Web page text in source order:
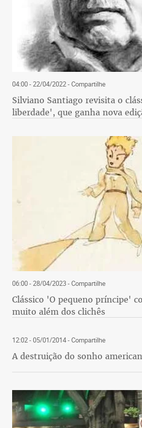
04:00 - 22/04/2022- Compartilhe
Silviano Santiago revisita o
liberdade', que ganha nova
06:00 - 28/04/2023- Compartilhe
Clássico 'O pequeno príncipe'
muito além dos clichês
12:02 - 05/01/2014- Compartilhe
A destruição do sonho